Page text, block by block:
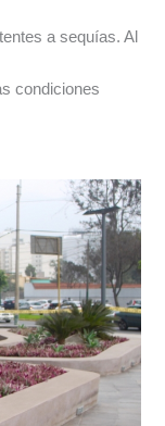
a sequías. Al
condiciones